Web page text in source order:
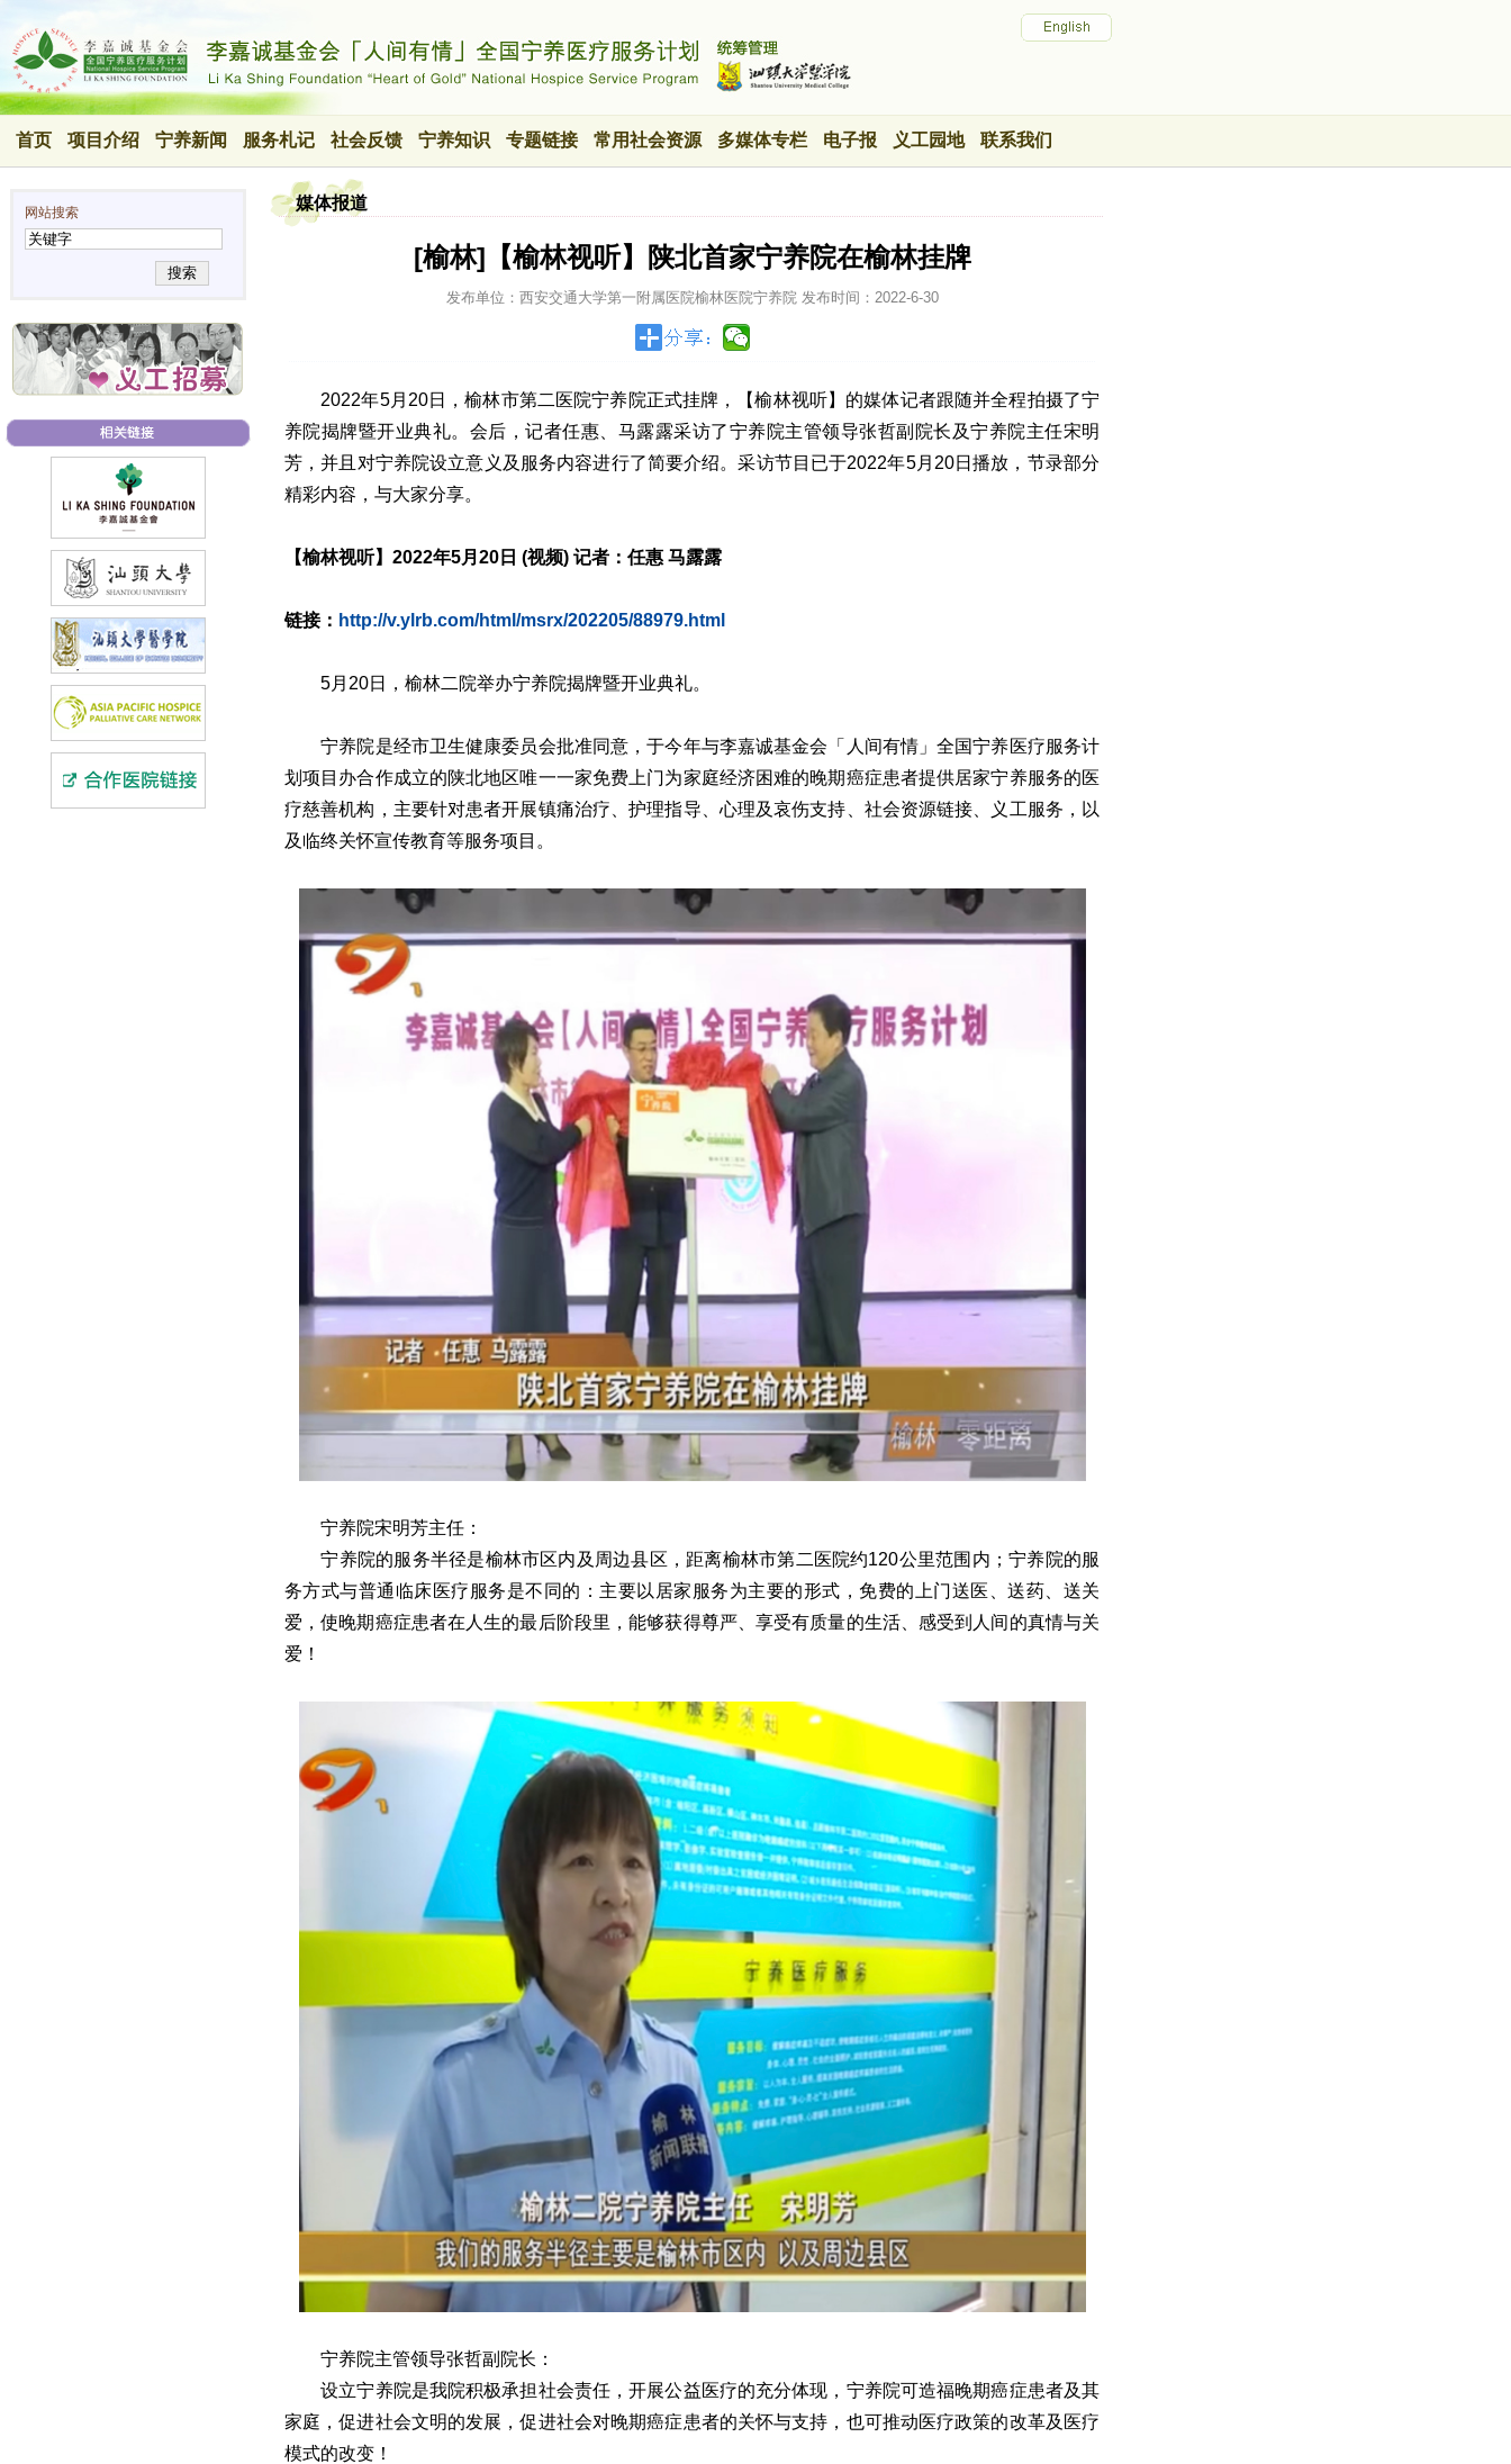
首页 项目介绍 宁养新闻 服务札记 社会反馈 宁养知识 专题链接 常用社会资源 多媒体专栏 电子报 义工园地 联系我们
网站搜索
搜索
媒体报道
[榆林]【榆林视听】陕北首家宁养院在榆林挂牌
发布单位：西安交通大学第一附属医院榆林医院宁养院 发布时间： 2022-6-30
2022年5月20日，榆林市第二医院宁养院正式挂牌，【榆林视听】的媒体记者跟随并全程拍摄了宁
养院揭牌暨开业典礼。会后，记者任惠、马露露采访了宁养院主管领导张哲副院长及宁养院主任宋明
芳，并且对宁养院设立意义及服务内容进行了简要介绍。采访节目已于2022年5月20日播放，节录部分
精彩内容，与大家分享。
【榆林视听】2022年5月20日 (视频) 记者：任惠 马露露
链接： http://v.ylrb.com/html/msrx/202205/88979.html
5月20日，榆林二院举办宁养院揭牌暨开业典礼。
宁养院是经市卫生健康委员会批准同意，于今年与李嘉诚基金会「人间有情」全国宁养医疗服务计
划项目办合作成立的陕北地区唯一一家免费上门为家庭经济困难的晚期癌症患者提供居家宁养服务的医
疗慈善机构，主要针对患者开展镇痛治疗、护理指导、心理及哀伤支持、社会资源链接、义工服务，以
及临终关怀宣传教育等服务项目。
宁养院宋明芳主任：
宁养院的服务半径是榆林市区内及周边县区，距离榆林市第二医院约120公里范围内；宁养院的服
务方式与普通临床医疗服务是不同的：主要以居家服务为主要的形式，免费的上门送医、送药、送关
爱，使晚期癌症患者在人生的最后阶段里，能够获得尊严、享受有质量的生活、感受到人间的真情与关
爱！
宁养院主管领导张哲副院长：
设立宁养院是我院积极承担社会责任，开展公益医疗的充分体现，宁养院可造福晚期癌症患者及其
家庭，促进社会文明的发展，促进社会对晚期癌症患者的关怀与支持，也可推动医疗政策的改革及医疗
模式的改变！